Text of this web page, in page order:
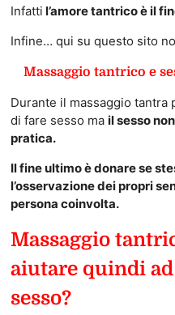
Infatti l’amore tantrico è il
Infine… qui su questo sito
Massaggio tantrico e
Durante il massaggio tantra
di fare sesso ma il sesso
pratica.
Il fine ultimo è donare se
l’osservazione dei propri
persona coinvolta.
Massaggio
aiutare quindi
sesso?